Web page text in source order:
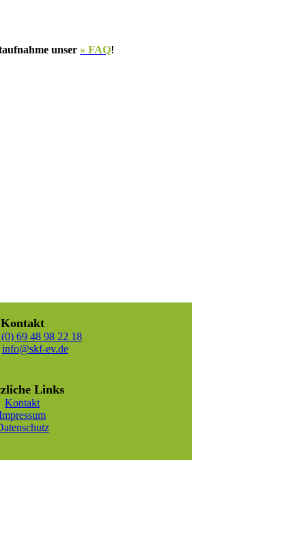
unser » FAQ!
Kontakt
69 48 98 22 18
info@skf-ev.de
Links
Kontakt